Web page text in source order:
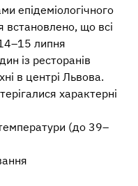
епідеміологічного
встановлено, що всі
липня
із ресторанів
в центрі Львова.
характерні
(до 39–